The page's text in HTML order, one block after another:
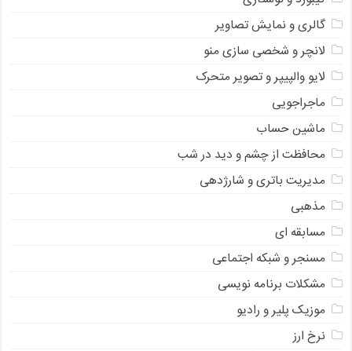
گالری و نمایش تصاویر
لانچر و شخصی سازی منو
لایو والپیپر و تصویر متحرک
ماجراجویی
ماشین حساب
محافظت از چشم و دید در شب
مدیریت باتری و شارژدهی
مذهبی
مسابقه ای
مسنجر و شبکه اجتماعی
مشکلات برنامه نویسی
موزیک پلیر و رادیو
نرخ ارز